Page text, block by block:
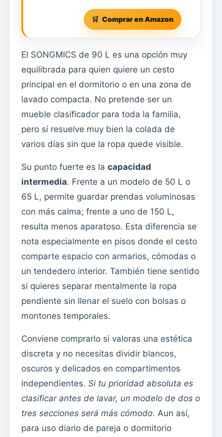
Comprar en Amazon
El SONGMICS de 90 L es una opción muy
equilibrada para quien quiere un cesto
principal en el dormitorio o en una zona de
lavado compacta. No pretende ser un
mueble clasificador para toda la familia,
pero sí resuelve muy bien la colada de
varios días sin que la ropa quede visible.
Su punto fuerte es la capacidad
intermedia. Frente a un modelo de 50 L o
65 L, permite guardar prendas voluminosas
con más calma; frente a uno de 150 L,
resulta menos aparatoso. Esta diferencia se
nota especialmente en pisos donde el cesto
comparte espacio con armarios, cómodas o
un tendedero interior. También tiene sentido
si quieres separar mentalmente la ropa
pendiente sin llenar el suelo con bolsas o
montones temporales.
Conviene comprarlo si valoras una estética
discreta y no necesitas dividir blancos,
oscuros y delicados en compartimentos
independientes. Si tu prioridad absoluta es
clasificar antes de lavar, un modelo de dos o
tres secciones será más cómodo. Aun así,
para uso diario de pareja o dormitorio